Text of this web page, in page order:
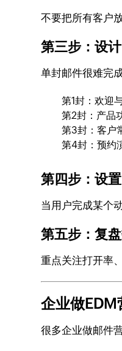
不要把所有客户
第三步：设
单封邮件很难完
第1封：欢迎
第2封：产品
第3封：客户
第4封：预约
第四步：设
当用户完成某个
第五步：复
重点关注打开率
企业做EDM
很多企业做邮件